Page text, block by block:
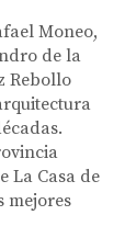
Moneo,
de la
Rebollo
La Casa de
mejores